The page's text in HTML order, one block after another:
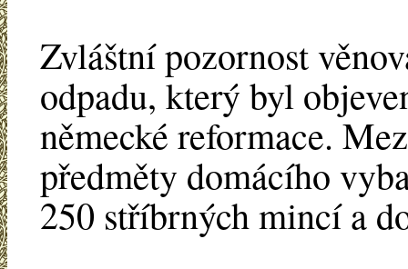
Zvláštní pozornost
odpadu, který byl
německé reformace.
předměty domácího
250 stříbrných mincí a